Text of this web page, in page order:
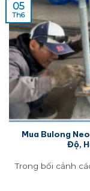
Mua Bulong
Độ,
Trong bối cảnh
05
Th6